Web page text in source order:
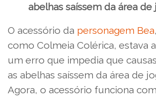
abelhas saíssem da área de
O acessório da personagem Bea
como Colmeia Colérica, estava
um erro que impedia que
as abelhas saíssem da área de
Agora, o acessório funciona